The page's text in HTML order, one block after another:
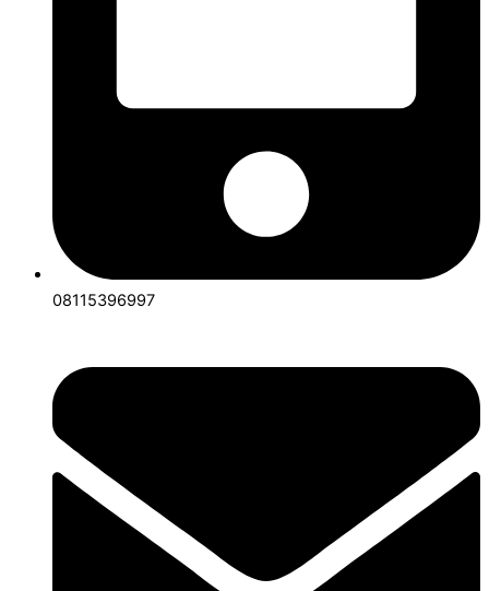
08115396997